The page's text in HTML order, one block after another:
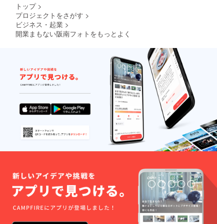
した。 ドローンを
使った新撮影サービス
影サービスを提供する
ことによって、新しい
角度からの撮影が可能
になりました！ そこ
で、ドローンでの撮影
サービスを一般家庭に
も提出できれば、新し
い角度からの撮影に
残して欲しいと思いま
した。 カメラマンと
いうこと肩書きに縛ら
す！ 目標金額は300万
円から、10万円に引き
下げます。 引き下げ
詳細を練っていると、
300万円という大金の
必要性がないことがわ
かりました。 この必
要性のない300万円と
いお金をだれか支援し
てくれるのしょうか？
を立てていく中で必要
な準備金、事業計画に
沿ったプロジェクトを
始める為の準備金に使
います 事業計画は近
トップ >
プロジェクトをさがす >
ビジネス・起業 >
開業まもない阪南フォトをもっとよく